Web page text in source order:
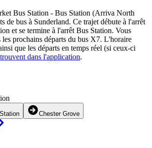
Bus Station - Bus Station (Arriva North
de bus à Sunderland. Ce trajet débute à l'arrêt
et se termine à l'arrêt Bus Station. Vous
les prochains départs du bus X7. L'horaire
que les départs en temps réel (si ceux-ci
dans l'application.
Chester Grove